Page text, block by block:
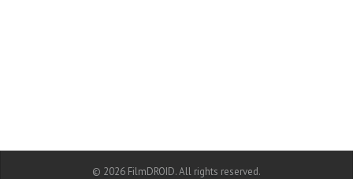
© 2026 FilmDROID. All rights reserved.